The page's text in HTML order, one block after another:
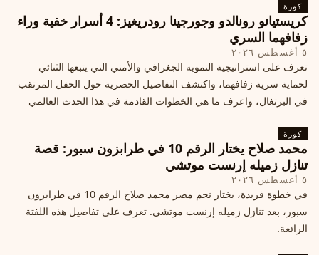
كورة
كريستيانو رونالدو وجورجينا رودريغيز: 4 أسرار خفية وراء
زفافهما السري
٥ أغسطس ٢٠٢٦
تعرف على استراتيجية التمويه الجغرافي والأمني التي يتبعها الثنائي
لحماية سرية زفافهما، واكتشف التفاصيل الحصرية حول الحفل المرتقب
في البرتغال، واعرف ما هي الخطوات القادمة في هذا الحدث العالمي
كورة
محمد صلاح يختار الرقم 10 في طرابزون سبور: قصة
تنازل زميله إرنست موتشي
٥ أغسطس ٢٠٢٦
في خطوة فريدة، يختار نجم مصر محمد صلاح الرقم 10 في طرابزون
سبور، بعد تنازل زميله إرنست موتشي. تعرف على تفاصيل هذه اللفتة
الرائعة.